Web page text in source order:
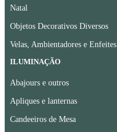
Natal
Objetos Decorativos Diversos
Velas, Ambientadores e Enfeites
ILUMINAÇÃO
Abajours e outros
Apliques e lanternas
Candeeiros de Mesa